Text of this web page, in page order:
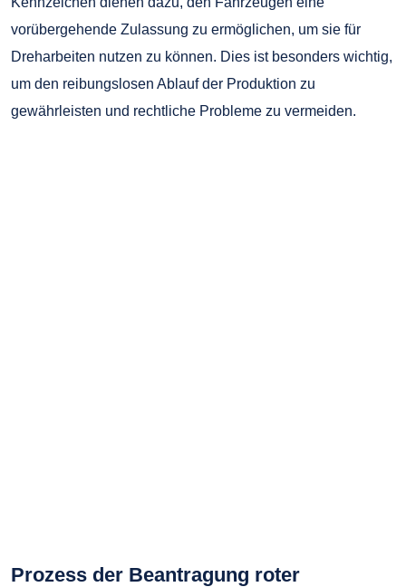
vorübergehende Zulassung zu ermöglichen, um sie für
Dreharbeiten nutzen zu können. Dies ist besonders wichtig,
um den reibungslosen Ablauf der Produktion zu
gewährleisten und rechtliche Probleme zu vermeiden.
Prozess der Beantragung roter